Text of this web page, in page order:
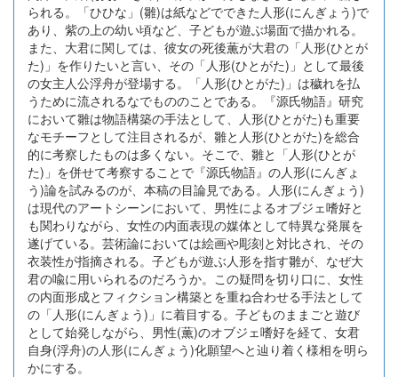
られる。「ひひな」(雛)は紙などでできた人形(にんぎょう)で
あり、紫の上の幼い頃など、子どもが遊ぶ場面で描かれる。
また、大君に関しては、彼女の死後薫が大君の「人形(ひとが
た)」を作りたいと言い、その「人形(ひとがた)」として最後
の女主人公浮舟が登場する。「人形(ひとがた)」は穢れを払
うために流されるなでもののことである。『源氏物語』研究
において雛は物語構築の手法として、人形(ひとがた)も重要
なモチーフとして注目されるが、雛と人形(ひとがた)を総合
的に考察したものは多くない。そこで、雛と「人形(ひとが
た)」を併せて考察することで『源氏物語』の人形(にんぎょ
う)論を試みるのが、本稿の目論見である。人形(にんぎょう)
は現代のアートシーンにおいて、男性によるオブジェ嗜好と
も関わりながら、女性の内面表現の媒体として特異な発展を
遂げている。芸術論においては絵画や彫刻と対比され、その
衣装性が指摘される。子どもが遊ぶ人形を指す雛が、なぜ大
君の喩に用いられるのだろうか。この疑問を切り口に、女性
の内面形成とフィクション構築とを重ね合わせる手法として
の「人形(にんぎょう)」に着目する。子どものままごと遊び
として始発しながら、男性(薫)のオブジェ嗜好を経て、女君
自身(浮舟)の人形(にんぎょう)化願望へと辿り着く様相を明ら
かにする。